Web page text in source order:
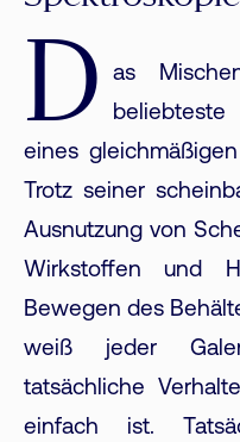
D
as
eines
Trotz seiner
Ausnutzung von
Wirkstoffen und
Bewegen des
weiß jeder
tatsächliche
einfach ist.